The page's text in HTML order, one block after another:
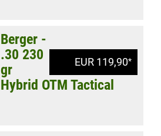
EUR 119,90*
Berger -
.30 230
gr
Hybrid OTM Tactical